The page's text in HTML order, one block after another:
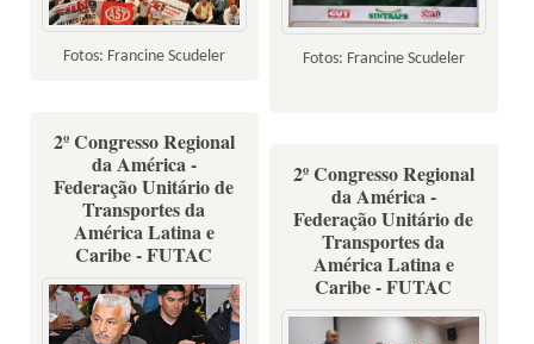
Fotos: Francine Scudeler Fotos: Francine Scudeler
2º Congresso Regional
da América -
Federação Unitário de
Transportes da
América Latina e
Caribe - FUTAC
2º Congresso Regional
da América -
Federação Unitário de
Transportes da
América Latina e
Caribe - FUTAC